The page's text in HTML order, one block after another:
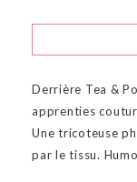
Derrière Tea &
apprenties
Une tricoteuse
par le tissu.